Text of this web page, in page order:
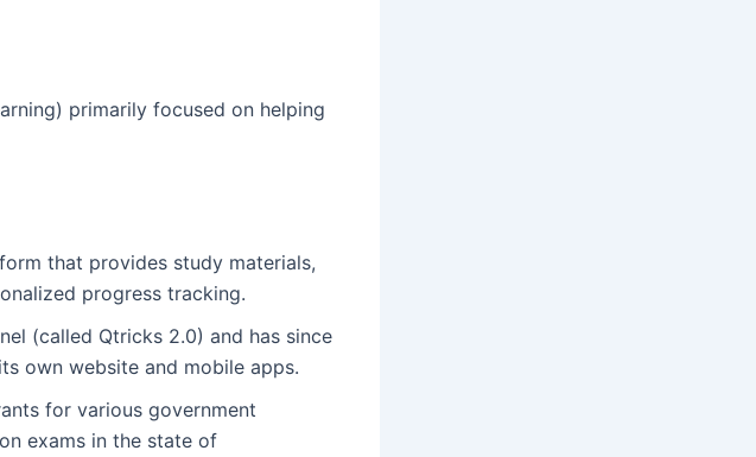
primarily focused on helping
that provides study materials,
progress tracking.
(called Qtricks 2.0) and has since
own website and mobile apps.
for various government
exams in the state of